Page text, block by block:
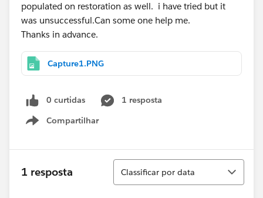
populated on restoration as well. i have tried but it
was unsuccessful.Can some one help me.
Thanks in advance.
Capture1.PNG
0 curtidas
1 resposta
Compartilhar
Show menu
1 resposta
Classificar
Classificar por data